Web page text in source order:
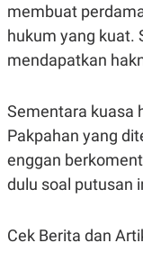
KANAL
U
A
D
A
T
M
G
S
KL
membuat
hukum yang kuat.
mendapatkan
Sementara kuasa
Pakpahan yang
enggan
dulu soal putusan
Cek Berita dan